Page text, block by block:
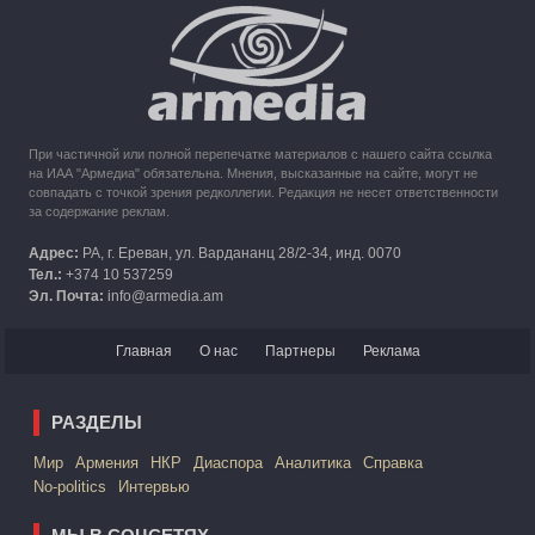
Кипр рассматривает возможность размещения беженцев
из Карабаха
При частичной или полной перепечатке материалов с нашего сайта ссылка
на ИАА "Армедиа" обязательна. Мнения, высказанные на сайте, могут не
совпадать с точкой зрения редколлегии. Редакция не несет ответственности
за содержание реклам.
Адрес: РА, г. Ереван, ул. Вардананц 28/2-34, инд. 0070
Тел.: +374 10 537259
Эл. Почта: info@armedia.am
Главная О нас Партнеры Реклама
РАЗДЕЛЫ
Mир Армения НКР Диаспора Аналитика
Справка
No-politics
Интервью